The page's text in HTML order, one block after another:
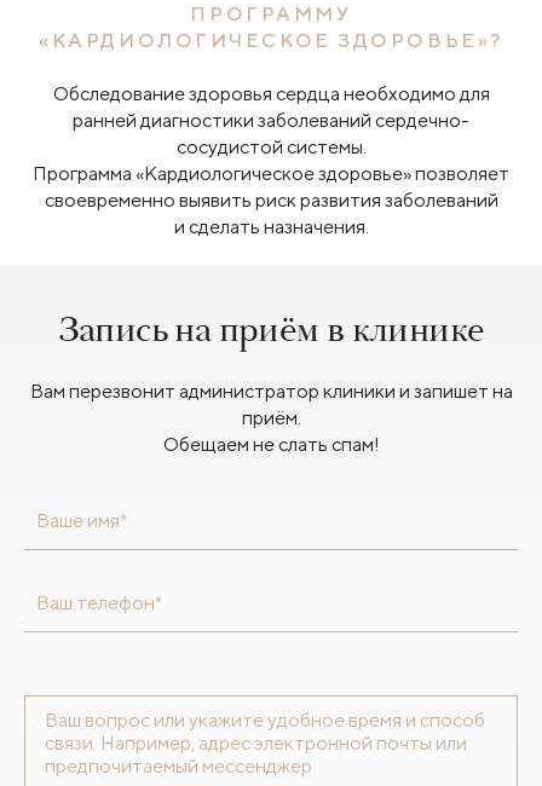
ПРОГРАММУ
«КАРДИОЛОГИЧЕСКОЕ ЗДОРОВЬЕ»?
Обследование здоровья сердца необходимо для
ранней диагностики заболеваний сердечно-
сосудистой системы.
Программа «Кардиологическое здоровье» позволяет
своевременно выявить риск развития заболеваний
и сделать назначения.
Запись на приём в клинике
Вам перезвонит администратор клиники и запишет на
приём.
Обещаем не слать спам!
Ваше имя*
Ваш телефон*